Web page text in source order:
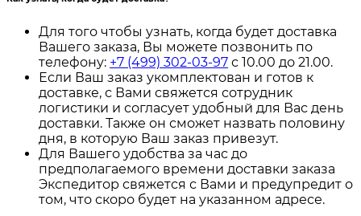
Для того чтобы узнать, когда будет доставка
Вашего заказа, Вы можете позвонить по
телефону: +7 (499) 302-03-97 с 10.00 до 21.00.
Если Ваш заказ укомплектован и готов к
доставке, с Вами свяжется сотрудник
логистики и согласует удобный для Вас день
доставки. Также он сможет назвать половину
дня, в которую Ваш заказ привезут.
Для Вашего удобства за час до
предполагаемого времени доставки заказа
Экспедитор свяжется с Вами и предупредит о
том, что скоро будет на указанном адресе.